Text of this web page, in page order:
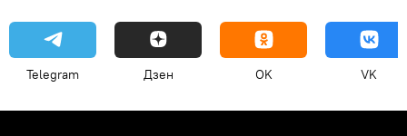
Telegram Дзен OK VK